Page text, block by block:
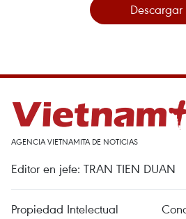
Descargar
AGENCIA VIETNAMITA DE NOTICIAS
Editor en jefe: TRAN TIEN DUAN
Propiedad Intelectual